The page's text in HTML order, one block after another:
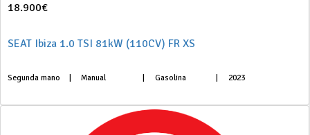
18.900€
SEAT Ibiza 1.0 TSI 81kW (110CV) FR XS
Segunda mano Manual Gasolina 2023